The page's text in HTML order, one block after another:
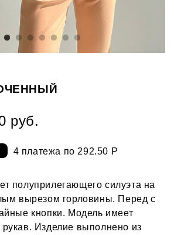
руб.
4 платежа по 292.50 Р
полуприлегающего силуэта на
вырезом горловины. Перед с
кнопки. Модель имеет
Изделие выполнено из